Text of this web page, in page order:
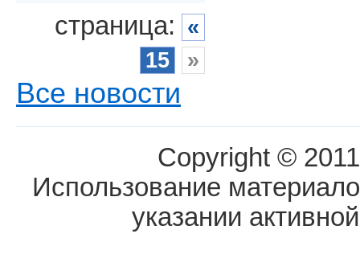
страница: «
15
»
Все новости
Copyright ©
Использование
указании